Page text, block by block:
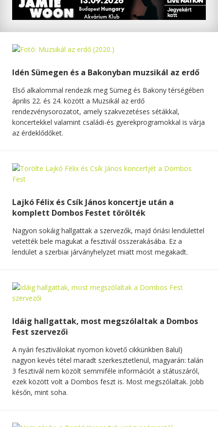
Idén Sümegen és a Bakonyban muzsikál az erdő
Első alkalommal rendezik meg Sümeg és Bakony térségében
április 22. és 24. között a Muzsikál az erdő
rendezvénysorozatot, amely szakvezetéses sétákkal,
koncertekkel valamint családi-és gyerekprogramokkal is várja
az érdeklődőket.
Lajkó Félix és Csík János koncertje után a
komplett Dombos Festet törölték
Nagyon sokáig hallgattak a szervezők, majd óriási lendülettel
vetették bele magukat a fesztivál összerakásába. Ez a
lendület a szerbiai járványhelyzet miatt most megakadt.
Idáig hallgattak, most megszólaltak a Dombos
Fest szervezői
A nyári fesztiválokat nyomon követő cikkünkben 8alul)
nagyon kevés tétel maradt szerkesztetlenül, magyarán: talán
3 fesztivál nem közölt semmiféle információt a státuszáról,
ezek között volt a Dombos feszt is. Most megszólaltak. Jobb
későn, mint soha.